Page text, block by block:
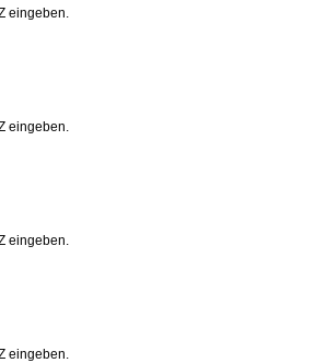
eingeben.
eingeben.
eingeben.
eingeben.